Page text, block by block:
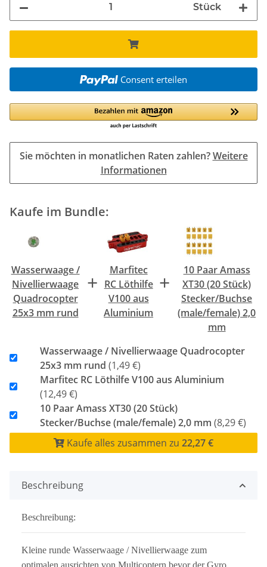
Stück
Consent erteilen
Sie möchten in monatlichen Raten zahlen?Weitere
Informationen
Kaufe im Bundle:
Wasserwaage /
Nivellierwaage
Quadrocopter
25x3 mm rund
+
Marfitec
RC Löthilfe
V100 aus
Aluminium
+
10 Paar Amass
XT30 (20 Stück)
Stecker/Buchse
(male/female) 2,0
mm
Wasserwaage / Nivellierwaage Quadrocopter
25x3 mm rund (1,49 €)
Marfitec RC Löthilfe V100 aus Aluminium
(12,49 €)
10 Paar Amass XT30 (20 Stück)
Stecker/Buchse (male/female) 2,0 mm (8,29 €)
Kaufe alles zusammen zu 22,27 €
Beschreibung
Beschreibung:
Kleine runde Wasserwaage / Nivellierwaage zum
optimalen ausrichten von Multicoptern bevor der Gyro